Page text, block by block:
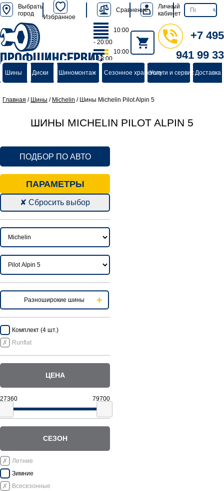
Выбрать
город
Избранное
Сравнение
Личный
кабинет
ПРОФШИНСЕРВИС
группа компаний
10:00
- 20:00
10:00
- 18:00
+7 495
941 99 33
Шины Диски Шиномонтаж Сезонное хранениеУслуги и сервисДоставка
Главная / Шины / Michelin / Шины Michelin Pilot Alpin 5
ШИНЫ MICHELIN PILOT ALPIN 5
ПОДБОР ПО АВТО
ПАРАМЕТРЫ
✘ Сбросить выбор
Разноширокие шины
Комплект (4 шт.)
Runflat
ЦЕНА
СЕЗОН
Летние
Зимние
Всесезонные